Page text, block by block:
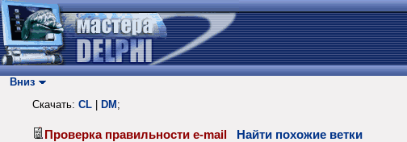
Вниз
Скачать: CL DM ;
Проверка правильности e-mail Найти похожие ветки